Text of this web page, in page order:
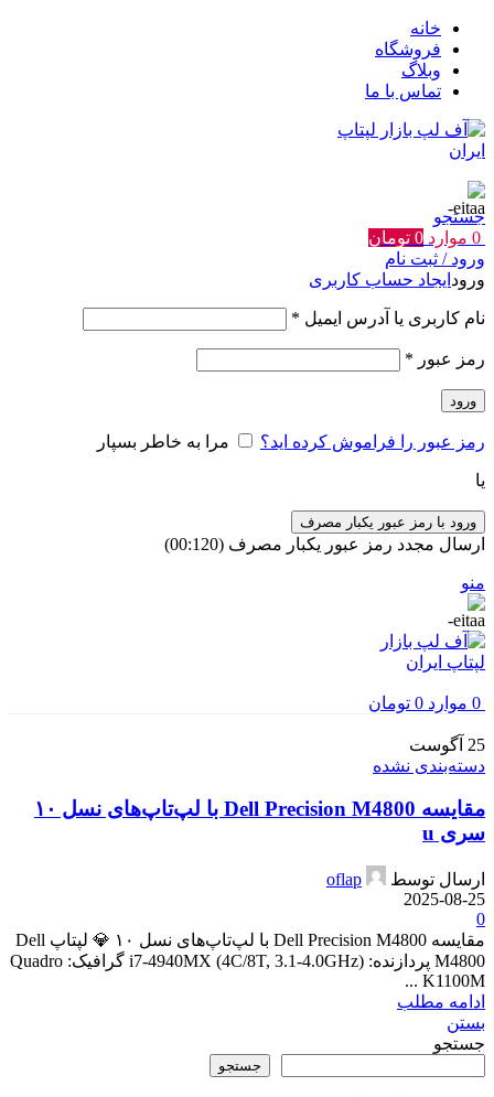
خانه
فروشگاه
وبلاگ
تماس با ما
جستجو
0 موارد 0 تومان
ورود / ثبت نام
ورود ایجاد حساب کاربری
نام کاربری یا آدرس ایمیل *
رمز عبور *
ورود
رمز عبور را فراموش کرده اید؟ مرا به خاطر بسپار
یا
ورود با رمز عبور یکبار مصرف
ارسال مجدد رمز عبور یکبار مصرف (00:
120
)
منو
0 موارد 0 تومان
25 آگوست
دسته‌بندی نشده
مقایسه Dell Precision M4800 با لپ‌تاپ‌های نسل ۱۰
سری u
ارسال توسط
oflap
2025-08-25
0
مقایسه Dell Precision M4800 با لپ‌تاپ‌های نسل ۱۰ 💎 لپتاپ Dell
M4800 پردازنده: i7-4940MX (4C/8T, 3.1-4.0GHz) گرافیک: Quadro
K1100M ...
ادامه مطلب
بستن
جستجو
جستجو